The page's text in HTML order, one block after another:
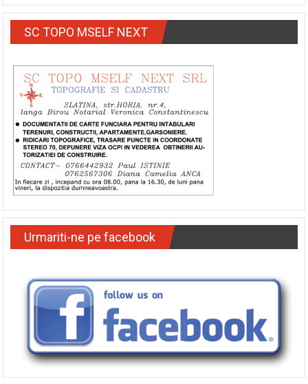
SC TOPO MSELF NEXT
Urmariti-ne pe facebook